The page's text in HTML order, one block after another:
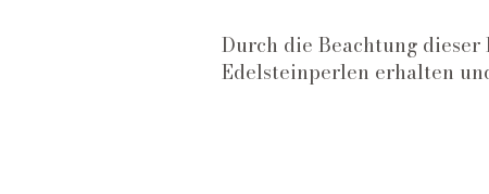
Durch die Beachtung
Edelsteinperlen erhalten